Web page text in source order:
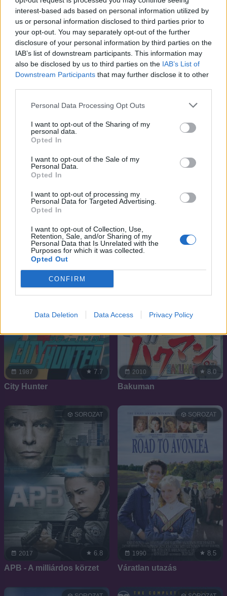
interest-based ads based on personal information utilized by
us or personal information disclosed to third parties prior to
your opt-out. You may separately opt-out of the further
disclosure of your personal information by third parties on the
IAB’s list of downstream participants. This information may
also be disclosed by us to third parties on the IAB’s List of
Downstream Participants that may further disclose it to other
Personal Data Processing Opt Outs
I want to opt-out of the Sharing of my
personal data.
Opted In
I want to opt-out of the Sale of my
Personal Data.
Opted In
I want to opt-out of processing my
Personal Data for Targeted Advertising.
Opted In
I want to opt-out of Collection, Use,
Retention, Sale, and/or Sharing of my
Personal Data that Is Unrelated with the
Purposes for which it was collected.
Opted Out
CONFIRM
Data Deletion Data Access Privacy Policy
1994 6.5
Macross 7
2000 7.2
Fiorella
2006
SOROZAT SOROZAT
200 Első Randi
1987
SOROZAT
7.7
City Hunter
2010 8.0
Bakuman
2017
SOROZAT
6.8
APB - A milliárdos körzet
1990
SOROZAT
8.5
Váratlan utazás